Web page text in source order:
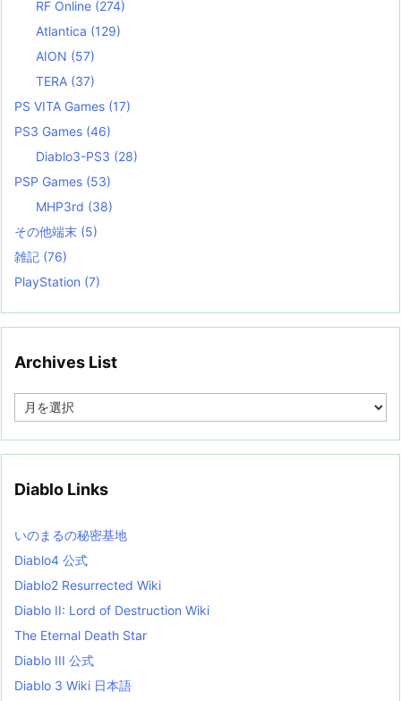
RF Online (274)
Atlantica (129)
AION (57)
TERA (37)
PS VITA Games (17)
PS3 Games (46)
Diablo3-PS3 (28)
PSP Games (53)
MHP3rd (38)
その他端末 (5)
雑記 (76)
PlayStation (7)
Archives List
e
i
s
t
Diablo Links
いのまるの秘密基地
Diablo4 公式
Diablo2 Resurrected Wiki
Diablo II: Lord of Destruction Wiki
The Eternal Death Star
Diablo III 公式
Diablo 3 Wiki 日本語